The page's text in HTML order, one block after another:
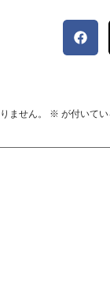
ません。 ※ が付いて